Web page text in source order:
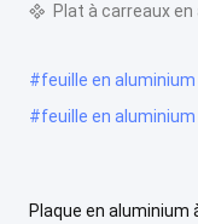
Plat à carreaux
#feuille en
#feuille en
Plaque en aluminium